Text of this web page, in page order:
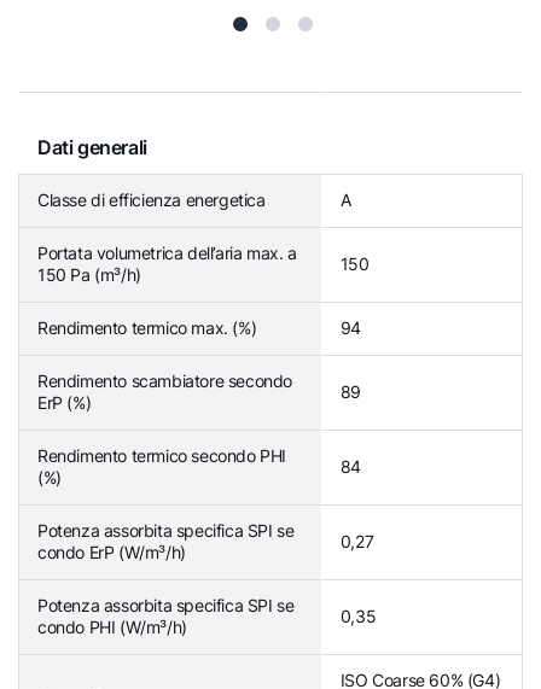
Dati generali
Classe di efficienza energetica A
Portata volumetrica dell’aria max. a
150 Pa (m³/h)
150
Rendimento termico max. (%) 94
Rendimento scambiatore secondo
ErP (%)
89
Rendimento termico secondo PHI
(%)
84
Potenza assorbita specifica SPI se
condo ErP (W/m³/h)
0,27
Potenza assorbita specifica SPI se
condo PHI (W/m³/h)
0,35
ISO Coarse 60% (G4)